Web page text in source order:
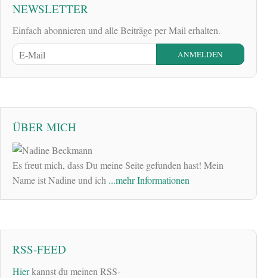
NEWSLETTER
Einfach abonnieren und alle Beiträge per Mail erhalten.
ÜBER MICH
Es freut mich, dass Du meine Seite gefunden hast! Mein
Name ist Nadine und ich ...mehr Informationen
RSS-FEED
Hierkannst du meinen RSS-